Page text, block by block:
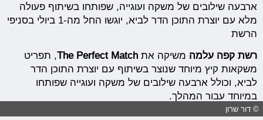
ארבעה שילובים של משקה ועוגייה, שפותחו בשיתוף פעולה
מלא עם יוצרת התוכן הדר לביא, יוגשו החל מה-1 ביולי בסניפי
הרשת
רשת קפה עלמה משיקה אתThe Perfect Match, תפריט
משקאות קיץ מיוחד שנוצר בשיתוף עם יוצרת התוכן הדר
לביא, וכולל ארבעה שילובים של משקה ועוגייה שפותחו
במיוחד עבור המהלך.
© דור שרון